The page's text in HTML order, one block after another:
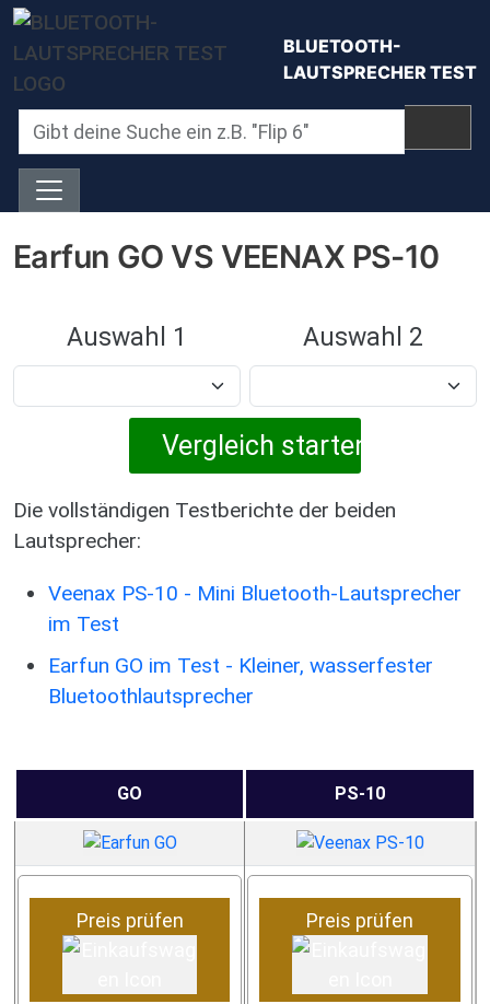
Direkt zum Inhalt
BLUETOOTH-
LAUTSPRECHER TEST
Earfun GO VS VEENAX PS-10
Auswahl 1 Auswahl 2
Die vollständigen Testberichte der beiden
Lautsprecher:
Veenax PS-10 - Mini Bluetooth-Lautsprecher
im Test
Earfun GO im Test - Kleiner, wasserfester
Bluetoothlautsprecher
GO PS-10
Preis prüfen Preis prüfen